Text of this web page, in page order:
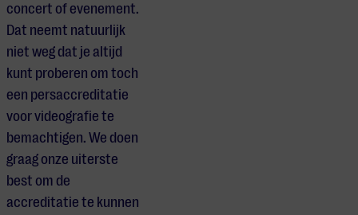
concert of evenement.
Dat neemt natuurlijk
niet weg dat je altijd
kunt proberen om toch
een persaccreditatie
voor videografie te
bemachtigen. We doen
graag onze uiterste
best om de
accreditatie te kunnen